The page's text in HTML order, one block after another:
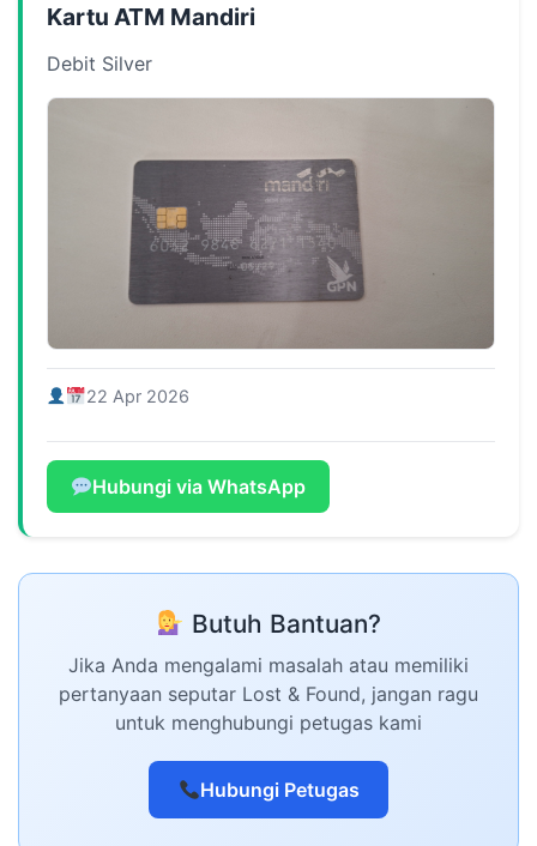
Kartu ATM Mandiri
Debit Silver
22 Apr 2026
Hubungi via WhatsApp
Butuh Bantuan?
Jika Anda mengalami masalah atau memiliki
pertanyaan seputar Lost & Found, jangan ragu
untuk menghubungi petugas kami
Hubungi Petugas